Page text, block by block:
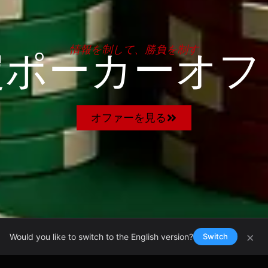
情報を制して、勝負を制す
ーカーオ
オファーを見る
Would you like to switch to the English version? Switch ×